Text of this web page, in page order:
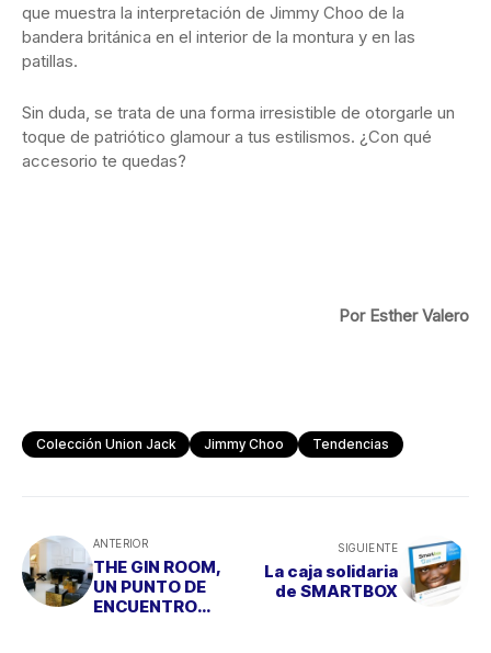
que muestra la interpretación de Jimmy Choo de la
bandera británica en el interior de la montura y en las
patillas.
Sin duda, se trata de una forma irresistible de otorgarle un
toque de patriótico glamour a tus estilismos. ¿Con qué
accesorio te quedas?
Por Esther Valero
Colección Union Jack Jimmy Choo Tendencias
ANTERIOR
THE GIN ROOM,
UN PUNTO DE
ENCUENTRO
SIGUIENTE
La caja solidaria
de SMARTBOX